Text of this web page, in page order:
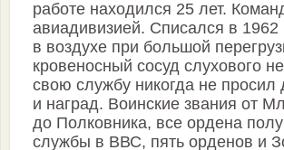
работе находился 25 лет.
авиадивизией. Списался в 1962
в воздухе при большой
кровеносный сосуд слухового
свою службу никогда не просил
и наград. Воинские звания от
до Полковника, все ордена
службы в ВВС, пять орденов и